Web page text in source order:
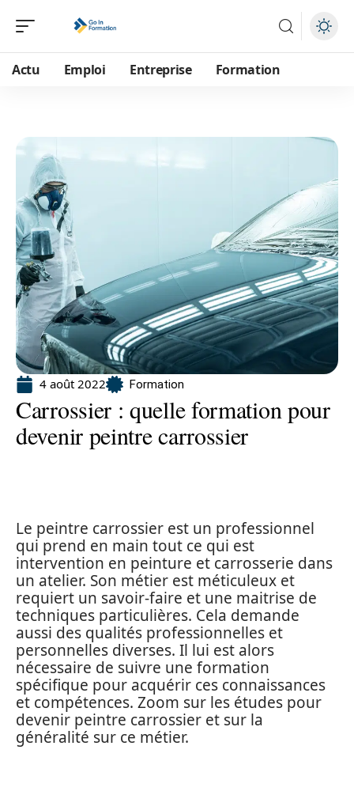
Actu Emploi Entreprise Formation
4 août 2022 Formation
Carrossier : quelle formation pour
devenir peintre carrossier
Le peintre carrossier est un professionnel
qui prend en main tout ce qui est
intervention en peinture et carrosserie dans
un atelier. Son métier est méticuleux et
requiert un savoir-faire et une maitrise de
techniques particulières. Cela demande
aussi des qualités professionnelles et
personnelles diverses. Il lui est alors
nécessaire de suivre une formation
spécifique pour acquérir ces connaissances
et compétences. Zoom sur les études pour
devenir peintre carrossier et sur la
généralité sur ce métier.